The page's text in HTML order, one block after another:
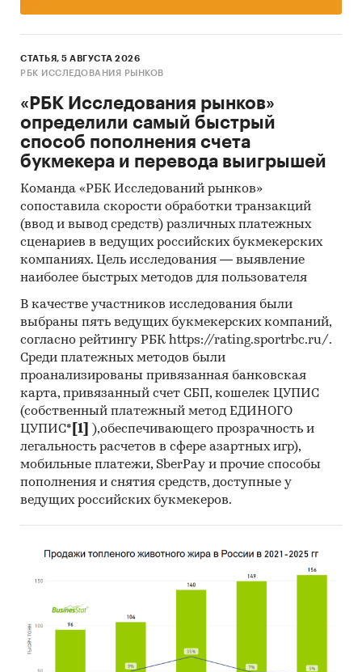
СТАТЬЯ, 5 АВГУСТА 2026
РБК ИССЛЕДОВАНИЯ РЫНКОВ
«РБК Исследования рынков»
определили самый быстрый
способ пополнения счета
букмекера и перевода выигрышей
Команда «РБК Исследований рынков»
сопоставила скорости обработки транзакций
(ввод и вывод средств) различных платежных
сценариев в ведущих российских букмекерских
компаниях. Цель исследования — выявление
наиболее быстрых методов для пользователя
В качестве участников исследования были
выбраны пять ведущих букмекерских компаний,
согласно рейтингу РБК https://rating.sportrbc.ru/.
Среди платежных методов были
проанализированы привязанная банковская
карта, привязанный счет СБП, кошелек ЦУПИС
(собственный платежный метод ЕДИНОГО
ЦУПИС* [1]
),обеспечивающего прозрачность и
легальность расчетов в сфере азартных игр),
мобильные платежи, SberPay и прочие способы
пополнения и снятия средств, доступные у
ведущих российских букмекеров.